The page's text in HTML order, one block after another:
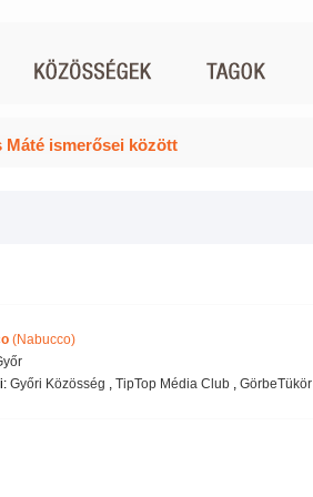
Máté ismerősei között
(Nabucco)
Győri Közösség , TipTop Média Club, GörbeTükör